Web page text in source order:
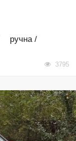
ручна /
3795